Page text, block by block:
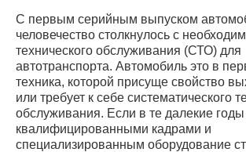
С первым серийным выпуском
человечество столкнулось с
технического обслуживания (СТО) для
автотранспорта. Автомобиль это в
техника, которой присуще свойство
или требует к себе систематического
обслуживания. Если в те далекие
квалифицированными кадрами и
специализированным оборудование